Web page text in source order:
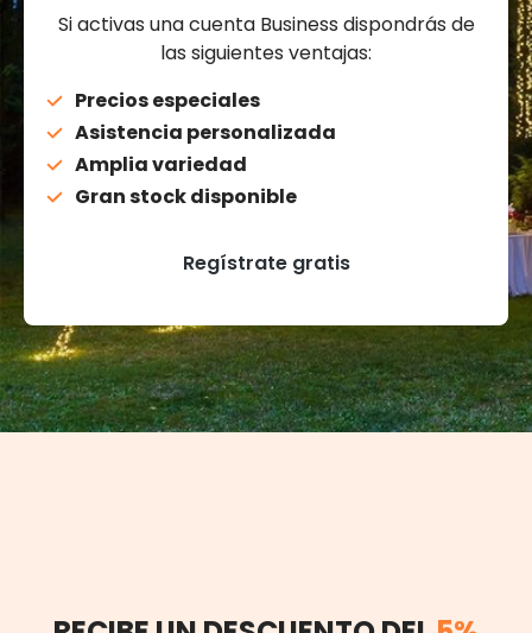
Si activas una cuenta Business dispondrás de
las siguientes ventajas:
Precios especiales
Asistencia personalizada
Amplia variedad
Gran stock disponible
Regístrate gratis